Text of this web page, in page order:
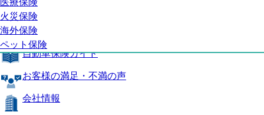
医療保険
火災保険
海外保険
ペット保険
商品の特長
補償内容
自動車保険ガイド
お客様の満足・不満の声
会社情報